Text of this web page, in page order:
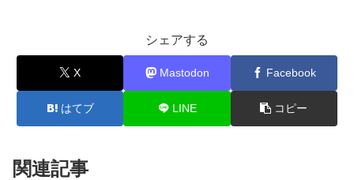
シェアする
X Mastodon Facebook
はてブ LINE コピー
関連記事